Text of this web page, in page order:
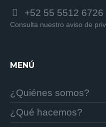
+52 55 5512 6726
Consulta nuestro aviso de
MENÚ
¿Quiénes somos?
¿Qué hacemos?